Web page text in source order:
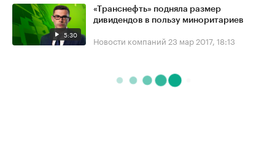
5:30
«Транснефть» подняла размер
дивидендов в пользу миноритариев
Новости компаний 23 мар 2017, 18:13